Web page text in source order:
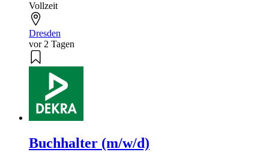
Vollzeit
Dresden
vor 2 Tagen
Buchhalter (m/w/d)